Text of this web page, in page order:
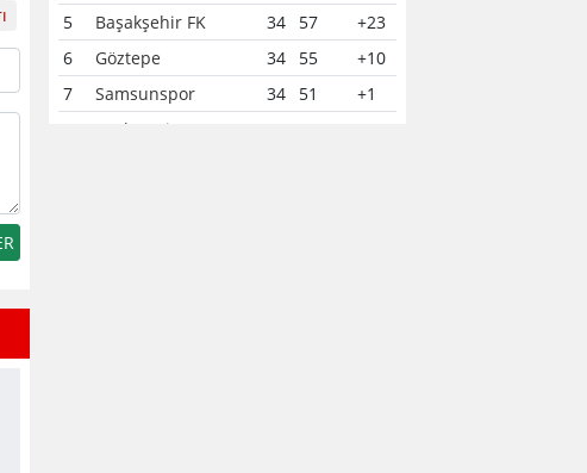
5
Başakşehir FK 34 57
+23
6
Göztepe 34 55
+10
7
Samsunspor 34 51
+1
Çaykur Rizespor